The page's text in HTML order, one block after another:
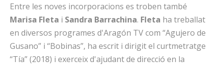
Entre les noves incorporacions es troben també
Marisa Fleta i Sandra Barrachina. Fleta ha treballat
en diversos programes d'Aragón TV com “Agujero de
Gusano” i “Bobinas”, ha escrit i dirigit el curtmetratge
“Tía” (2018) i exerceix d'ajudant de direcció en la